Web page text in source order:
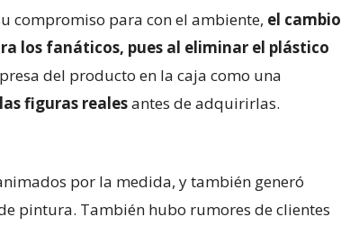
compromiso para con el ambiente, el cambio
los fanáticos, pues al eliminar el plástico
del producto en la caja como una
figuras realesantes de adquirirlas.
por la medida, y también generó
pintura. También hubo rumores de clientes